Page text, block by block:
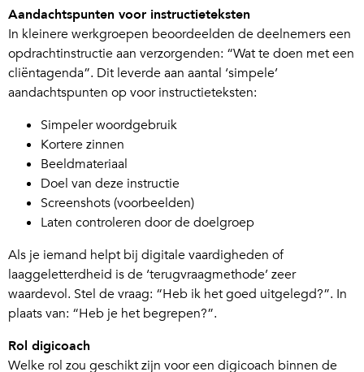
Aandachtspunten voor instructieteksten
In kleinere werkgroepen beoordeelden de deelnemers een
opdrachtinstructie aan verzorgenden: “Wat te doen met een
cliëntagenda”. Dit leverde aan aantal ‘simpele’
aandachtspunten op voor instructieteksten:
Simpeler woordgebruik
Kortere zinnen
Beeldmateriaal
Doel van deze instructie
Screenshots (voorbeelden)
Laten controleren door de doelgroep
Als je iemand helpt bij digitale vaardigheden of
laaggeletterdheid is de ‘terugvraagmethode’ zeer
waardevol. Stel de vraag: “Heb ik het goed uitgelegd?”. In
plaats van: “Heb je het begrepen?”.
Rol digicoach
Welke rol zou geschikt zijn voor een digicoach binnen de